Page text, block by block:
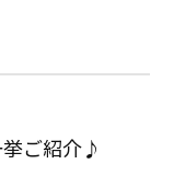
ご紹介♪